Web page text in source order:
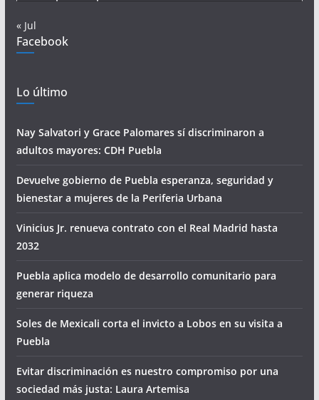
« Jul
Facebook
Lo último
Nay Salvatori y Grace Palomares sí discriminaron a
adultos mayores: CDH Puebla
Devuelve gobierno de Puebla esperanza, seguridad y
bienestar a mujeres de la Periferia Urbana
Vinicius Jr. renueva contrato con el Real Madrid hasta
2032
Puebla aplica modelo de desarrollo comunitario para
generar riqueza
Soles de Mexicali corta el invicto a Lobos en su visita a
Puebla
Evitar discriminación es nuestro compromiso por una
sociedad más justa: Laura Artemisa